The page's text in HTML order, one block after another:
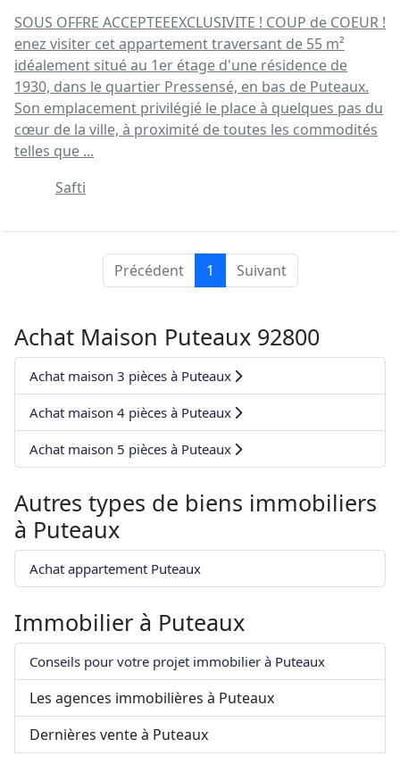
SOUS OFFRE ACCEPTEEEXCLUSIVITE ! COUP de COEUR !
enez visiter cet appartement traversant de 55 m²
idéalement situé au 1er étage d'une résidence de
1930, dans le quartier Pressensé, en bas de Puteaux.
Son emplacement privilégié le place à quelques pas du
cœur de la ville, à proximité de toutes les commodités
telles que ...
Safti
Précédent 1 Suivant
Achat Maison Puteaux 92800
Achat maison 3 pièces à Puteaux
Achat maison 4 pièces à Puteaux
Achat maison 5 pièces à Puteaux
Autres types de biens immobiliers
à Puteaux
Achat appartement Puteaux
Immobilier à Puteaux
Conseils pour votre projet immobilier à Puteaux
Les agences immobilières à Puteaux
Dernières vente à Puteaux